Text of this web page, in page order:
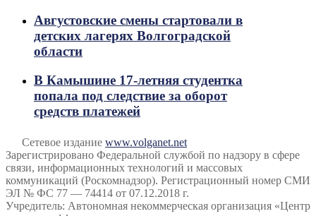
Августовские смены стартовали в
детских лагерях Волгоградской
области
В Камышине 17-летняя студентка
попала под следствие за оборот
средств платежей
Сетевое издание www.volganet.net
Зарегистрировано Федеральной службой по надзору в сфере
связи, информационных технологий и массовых
коммуникаций (Роскомнадзор). Регистрационный номер СМИ
ЭЛ № ФС 77 — 74414 от 07.12.2018 г.
Учредитель: Автономная некоммерческая организация «Центр